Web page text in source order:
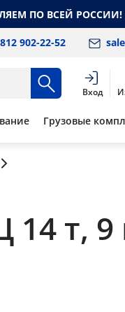
ПО ВСЕЙ РОССИИ!
902-22-52
Вход
Грузовые
14 т, 9